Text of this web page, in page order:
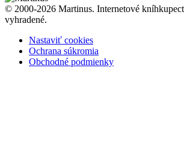
© 2000-2026 Martinus. Internetové
vyhradené.
Nastaviť cookies
Ochrana súkromia
Obchodné podmienky